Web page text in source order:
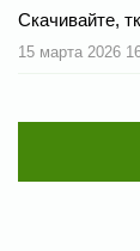
Скачивайте,
15 марта 2026